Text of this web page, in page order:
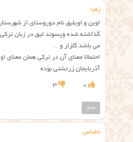
زهرا
اوین و اویلیق نام دوروستای از
گذاشته شده وپسوند لیق در زبان
می باشد گلزار و…
احتمالا معنای آن در ترکی همان
آذربایجان زرتشتی بوده
0
3
پاسخ
ناشناس